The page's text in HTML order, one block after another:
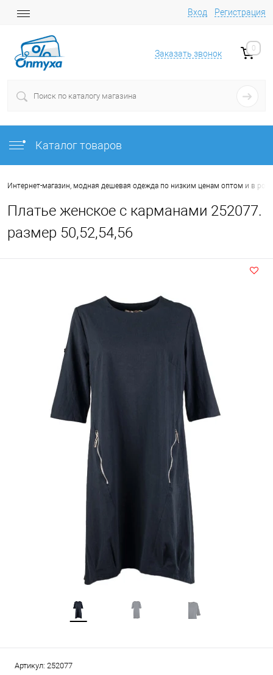
Вход Регистрация
Заказать звонок
0
Каталог товаров
Интернет-магазин, модная дешевая одежда по низким ценам оптом и в
Платье женское с карманами 252077.
размер 50,52,54,56
Артикул: 252077